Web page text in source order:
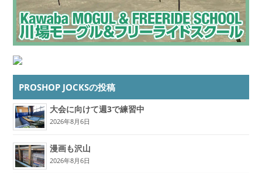
PROSHOP JOCKSの投稿
大会に向けて週3で練習中
2026年8月6日
漫画も沢山
2026年8月6日